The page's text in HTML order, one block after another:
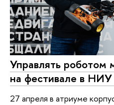
Управлять
на фестивале в
27 апреля в атриуме